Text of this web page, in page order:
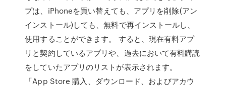
プは、iPhoneを買い替えても、アプリを削除(アン
インストール)しても、無料で再インストールし、
使用することができます。 すると、現在有料アプ
リと契約しているアプリや、過去において有料購読
をしていたアプリのリストが表示されます。
「App Store 購入、ダウンロード、およびアカウ